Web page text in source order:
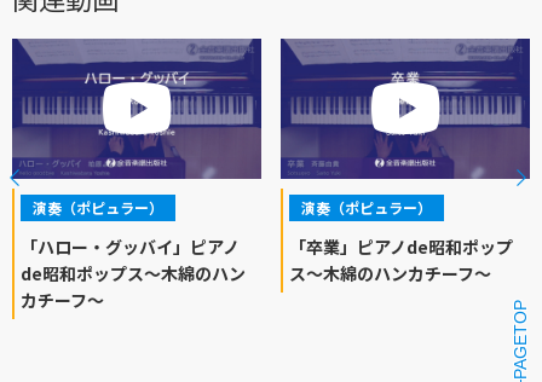
演奏（ポピュラー）
「ハロー・グッバイ」ピアノ
de昭和ポップス～木綿のハン
カチーフ～
演奏（ポピュラー）
「卒業」ピアノde昭和ポップ
ス～木綿のハンカチーフ～
PAGETOP